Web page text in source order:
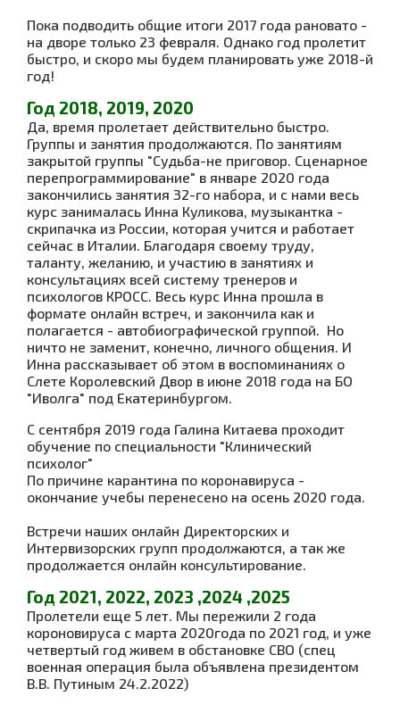
Пока подводить общие итоги 2017 года рановато -
на дворе только 23 февраля. Однако год пролетит
быстро, и скоро мы будем планировать уже 2018-й
год!
Год 2018, 2019, 2020
Да, время пролетает действительно быстро.
Группы и занятия продолжаются. По занятиям
закрытой группы "Судьба-не приговор. Сценарное
перепрограммирование" в январе 2020 года
закончились занятия 32-го набора, и с нами весь
курс занималась Инна Куликова, музыкантка -
скрипачка из России, которая учится и работает
сейчас в Италии. Благодаря своему труду,
таланту, желанию, и участию в занятиях и
консультациях всей систему тренеров и
психологов КРОСС. Весь курс Инна прошла в
формате онлайн встреч, и закончила как и
полагается - автобиографической группой. Но
ничто не заменит, конечно, личного общения. И
Инна рассказывает об этом в воспоминаниях о
Слете Королевский Двор в июне 2018 года на БО
"Иволга" под Екатеринбургом.
С сентября 2019 года Галина Китаева проходит
обучение по специальности "Клинический
психолог"
По причине карантина по коронавируса -
окончание учебы перенесено на осень 2020 года.
Встречи наших онлайн Директорских и
Интервизорских групп продолжаются, а так же
продолжается онлайн консультирование.
Год 2021, 2022, 2023 ,2024 ,2025
Пролетели еще 5 лет. Мы пережили 2 года
короновируса с марта 2020года по 2021 год, и уже
четвертый год живем в обстановке СВО (спец
военная операция была объявлена президентом
В.В. Путиным 24.2.2022)